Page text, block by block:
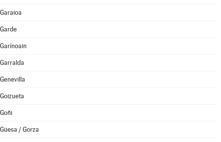
Garaioa
Garde
Garínoain
Garralda
Genevilla
Goizueta
Goñi
Güesa / Gorza